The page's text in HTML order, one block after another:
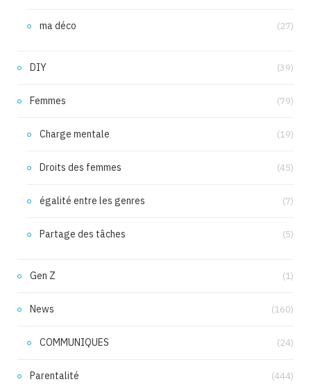
ma déco (27)
DIY (39)
Femmes (79)
Charge mentale (19)
Droits des femmes (45)
égalité entre les genres (7)
Partage des tâches (5)
Gen Z (1)
News (160)
COMMUNIQUES (24)
Parentalité (444)